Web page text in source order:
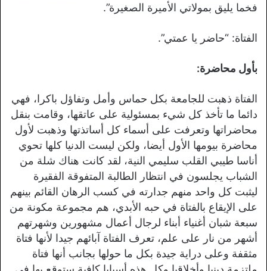
فخما يليق بمولاتي الأميرة الصغيرة”.
الفتاة: “حاضر يا عمتي”.
بأول محاضرة:
الفتاة ذهبت للجامعة بكل حماس وأمل وتفاؤل باكرا، فهي
دائما ما تأخذ كل شيء بمسئولية على عاتقها، وقامت بنقل
محاضراتها وتعرفت على أسماء كل أساتذتها وذهبت لأول
محاضرة بيومها الأول أيضا، ولكن ليست الدنيا كلها تحوي
أناسا طيبي القلب سليمي النية، لقد كانت هناك شلة من
الشباب يجلسون في انتظار الطالبة المتفوقة الفقيرة
ليثبت كل واحد منهم جدارته في كسب الرهان القائم بينهم
على الإيقاع بالفتاة في حبه الأبدي، هم مجموعة مكونة من
سبعة شبان أغنياء أبناء لرجال أعمال مشهورين وشهرتهم
أشهر من نار على علم، تعرف الفتاة آبائهم جيدا لأنها فتاة
مثقفة وعلى دراية جيدة بكل ما حولها بجانب أنها فتاة